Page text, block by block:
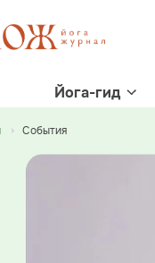
Йога-гид
События